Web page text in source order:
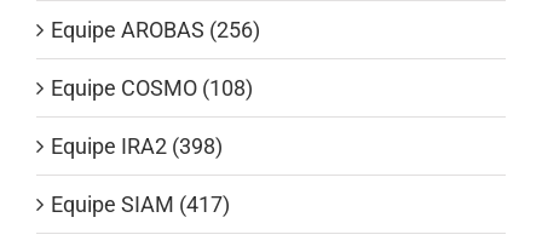
Equipe AROBAS (256)
Equipe COSMO (108)
Equipe IRA2 (398)
Equipe SIAM (417)